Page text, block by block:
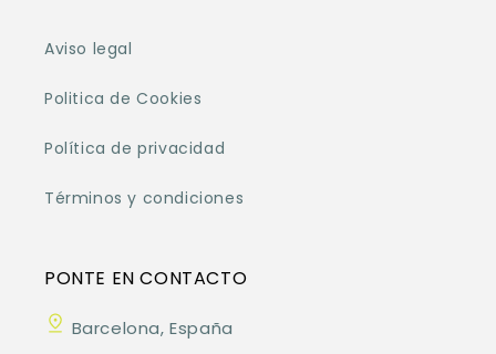
Aviso legal
Politica de Cookies
Política de privacidad
Términos y condiciones
PONTE EN CONTACTO
Barcelona, España